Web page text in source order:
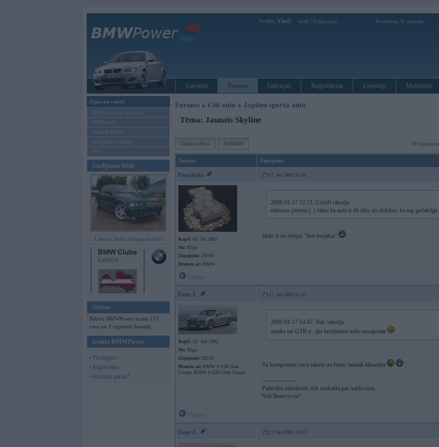
Sveiks, Viesi! Ienākt Reģistrācija Svetdiena, 9. augusts
Galvenā Forums Galerijas Reģistrācija Lietotāji Meklētājs
Ziņas un raksti
BMW modeļu jaunumi
BMW testi
Mēneša BMW
Sērijveida tūnings
Vel...
Gadījuma bilde
Latvijas lauku tūninga šedevri
Online
Pašreiz BMWPower skatās 173
viesi un 3 reģistrēti lietotāji.
Ienākt BMWPower
• Pieslēgties
• Reģistrēties
• Aizmirsi paroli?
Forums » Citi auto » Japāņu sporta auto
Tēma: Jaunais Skyline
Jauna tēma Atbildēt 88 ziņojumi
Autors Ziņojums
Puuchuks 17. Jan 2008, 15:36
Kopš: 03. Jul 2002
No: Rīga
Ziņojumi: 24359
Braucu ar: BMW
2008-01-17 12:51, GirtzB rakstīja:
mīnusos piemin (..) faktu ka auto ir tik labs un efektīvs, ka top garlaicīgs.
šitais ir no sērijas "žiru besjatsa"
Tune-L 17. Jan 2008, 15:37
Kopš: 12. Jun 2002
No: Rīga
Ziņojumi: 20578
Braucu ar: BMW 4 F36 Gran
Coupe, BMW 4 G26 Gran Coupe
2008-01-17 14:47, HaL rakstīja:
smuks tas GTR ir.. jūs bemberisti neko nesaprotat
Tu kompostree savu talonu un brauc taalaak kluseejot
-----------------
Patiesība mūsdienās tiek uzskatīta par naida runu.
Чей Венесуэла?
Tune-L 17. Jan 2008, 15:41